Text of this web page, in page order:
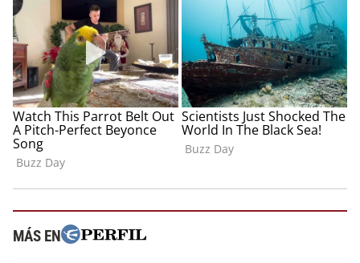
MÁS EN